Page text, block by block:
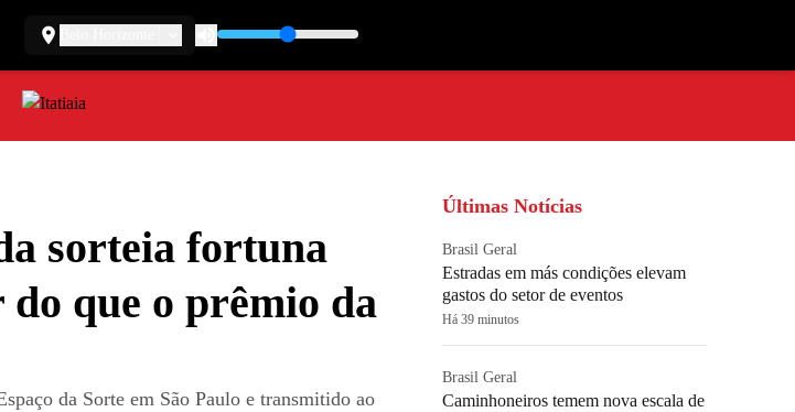
sorteia fortuna
do que o prêmio da
da Sorte em São Paulo e transmitido ao
Últimas Notícias
Brasil Geral
Estradas em más condições elevam
gastos do setor de eventos
Há 39 minutos
Brasil Geral
Caminhoneiros temem nova escala de